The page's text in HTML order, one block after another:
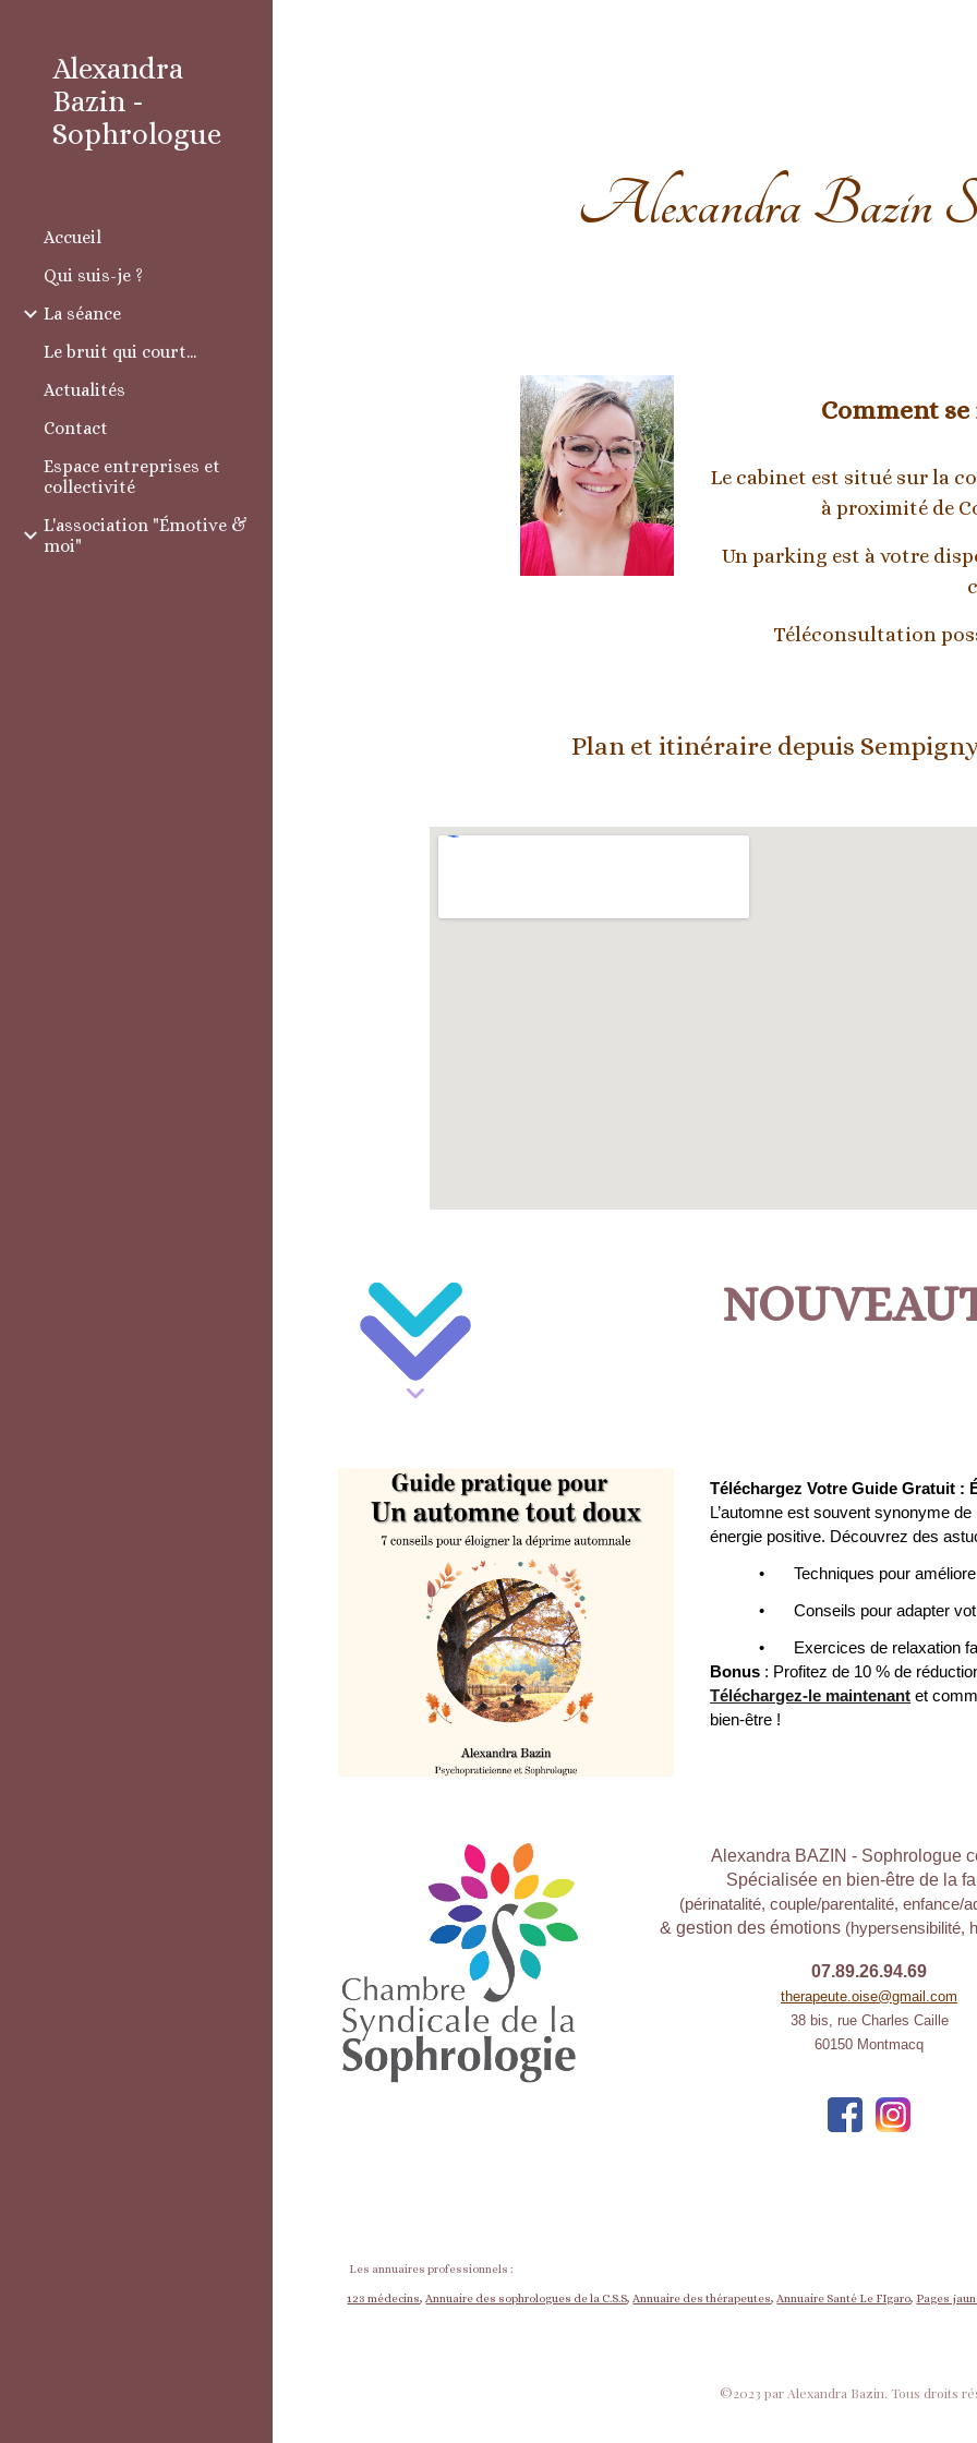
Alexandra
Bazin -
Sophrologue
Accueil
Qui suis-je ?
La séance
Le bruit qui court...
Actualités
Contact
Espace entreprises et
collectivité
L'association "Émotive &
moi"
Alexandra Bazin
Comment
Le cabinet est situé sur la
à proximité de
Un parking est à votre
Téléconsultation
Plan et itinéraire depuis
Téléchargez Votre Guide Gratuit :
L’automne est souvent synonyme
énergie positive. Découvrez des
• Techniques pour
• Conseils pour adapter
•
Exercices de relaxation
Bonus : Profitez de 10 % de
Téléchargez-le maintenant et
bien-être !
Alexandra BAZIN - Sophrologue
Spécialisée en bien-être de la
(périnatalité, couple/parentalité, enfance/
& gestion des émotions (hypersensibilité,
07.89.26.94.69
therapeute.oise@gmail.com
38 bis, rue Charles Caille
60150 Montmacq
Les annuaires professionnels :
123 médecins, Annuaire des sophrologues de la C.S.S, Annuaire des thérapeutes, Annuaire Santé Le FIgaro, Pages
©2023 par Alexandra Bazin. Tous droits